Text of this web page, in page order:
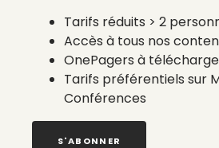
Tarifs réduits > 2
Accès à tous nos
OnePagers à
Tarifs préférentiels sur
Conférences
S'ABONNER